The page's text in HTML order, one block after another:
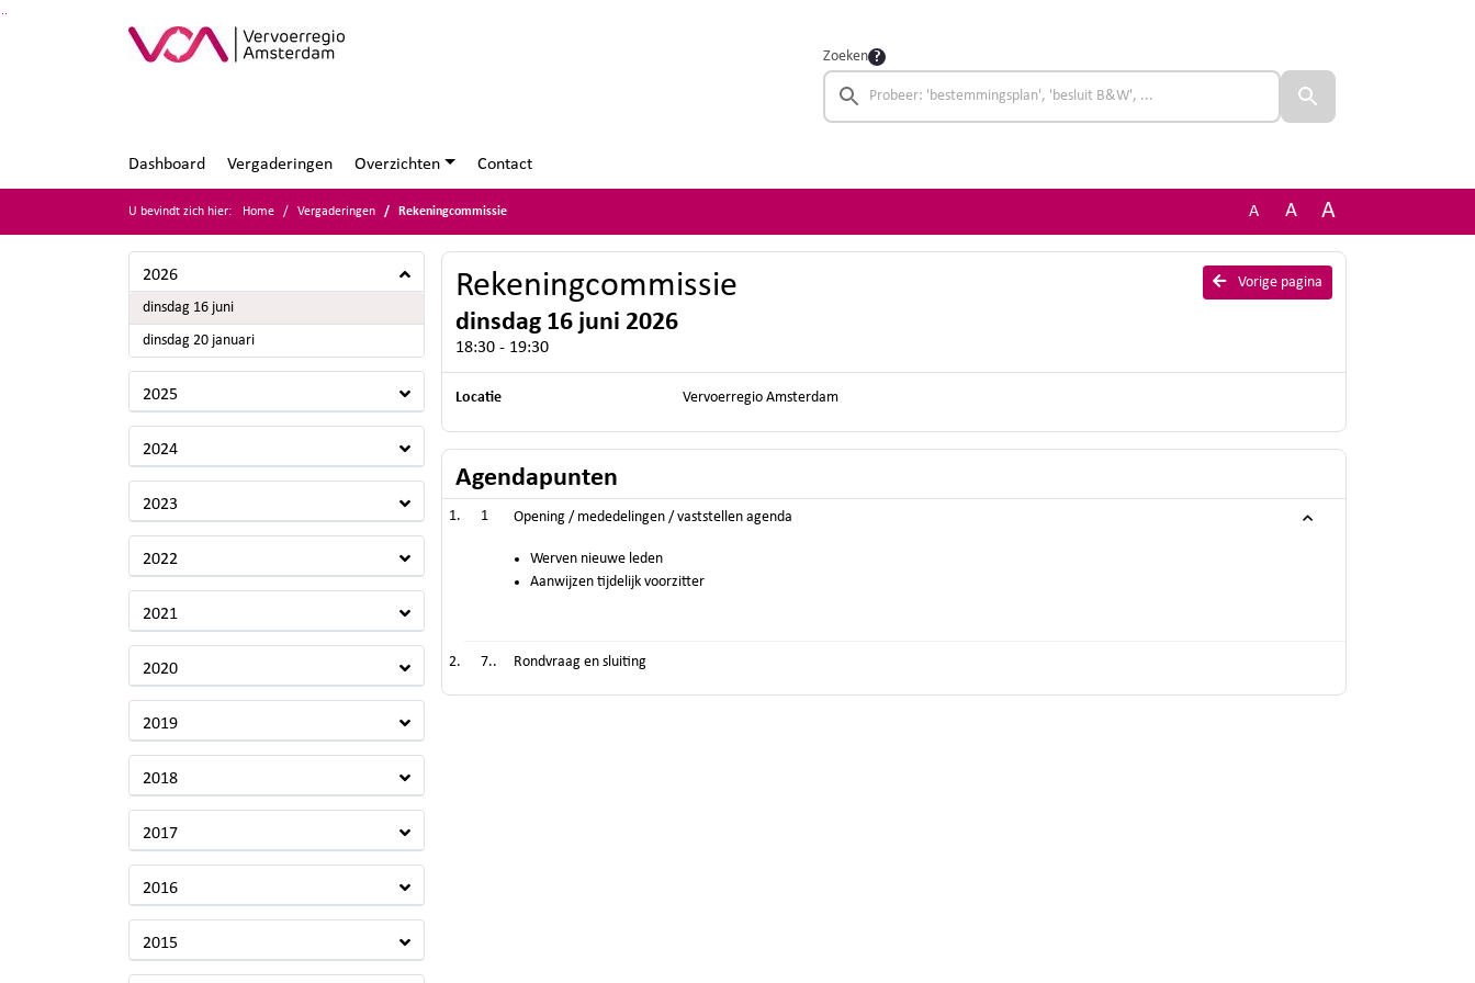
Ga naar de inhoud van deze pagina
Ga naar het zoeken
Ga naar het menu
Zoeken
Dashboard Vergaderingen Overzichten Contact
U bevindt zich hier: Home Vergaderingen Rekeningcommissie A A A
2026
dinsdag 16 juni2026
dinsdag 20 januari2026
2025
2024
2023
2022
2021
2020
2019
2018
2017
2016
2015
Vorige pagina
Rekeningcommissie
dinsdag 16 juni 2026
18:30 - 19:30
Locatie Vervoerregio Amsterdam
Agendapunten
1 Opening / mededelingen / vaststellen agenda
Werven nieuwe leden
Aanwijzen tijdelijk voorzitter
7.. Rondvraag en sluiting